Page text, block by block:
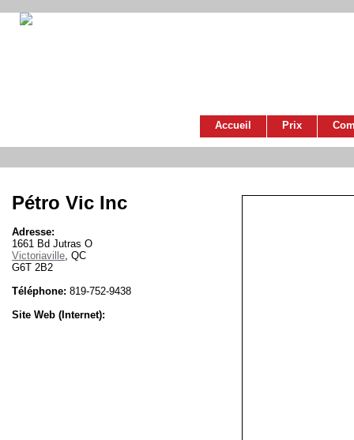
Accueil Prix
Pétro Vic Inc
Adresse:
1661 Bd Jutras O
Victoriaville, QC
G6T 2B2
Téléphone: 819-752-9438
Site Web (Internet):